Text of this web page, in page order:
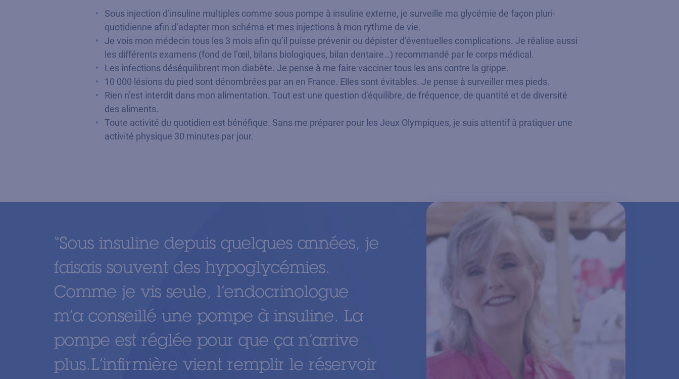
Sous injection d’insuline multiples comme sous pompe à insuline externe, je surveille ma glycémie de façon pluri-
quotidienne afin d’adapter mon schéma et mes injections à mon rythme de vie.
Je vois mon médecin tous les 3 mois afin qu’il puisse prévenir ou dépister d’éventuelles complications. Je réalise aussi
les différents examens (fond de l’œil, bilans biologiques, bilan dentaire…) recommandé par le corps médical.
Les infections déséquilibrent mon diabète. Je pense à me faire vacciner tous les ans contre la grippe.
10 000 lésions du pied sont dénombrées par an en France. Elles sont évitables. Je pense à surveiller mes pieds.
Rien n’est interdit dans mon alimentation. Tout est une question d’équilibre, de fréquence, de quantité et de diversité
des aliments.
Toute activité du quotidien est bénéfique. Sans me préparer pour les Jeux Olympiques, je suis attentif à pratiquer une
activité physique 30 minutes par jour.
“Sous insuline depuis quelques années, je
faisais souvent des hypoglycémies.
Comme je vis seule, l’endocrinologue
m’a conseillé une pompe à insuline. La
pompe est réglée pour que ça n’arrive
plus.L’infirmière vient remplir le réservoir